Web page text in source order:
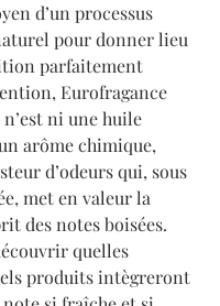
d’un processus
pour donner lieu
parfaitement
Eurofragance
ni une huile
arôme chimique,
d’odeurs qui, sous
met en valeur la
des notes boisées.
quelles
produits intègreront